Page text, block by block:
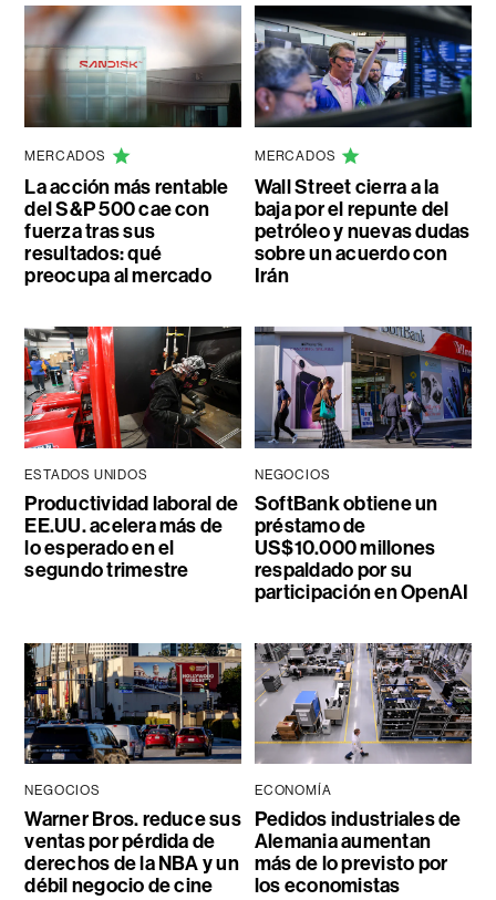
MERCADOS
La acción más rentable
del S&P 500 cae con
fuerza tras sus
resultados: qué
preocupa al mercado
MERCADOS
Wall Street cierra a la
baja por el repunte del
petróleo y nuevas dudas
sobre un acuerdo con
Irán
ESTADOS UNIDOS
Productividad laboral de
EE.UU. acelera más de
lo esperado en el
segundo trimestre
NEGOCIOS
SoftBank obtiene un
préstamo de
US$10.000 millones
respaldado por su
participación en OpenAI
NEGOCIOS
Warner Bros. reduce sus
ventas por pérdida de
derechos de la NBA y un
débil negocio de cine
ECONOMÍA
Pedidos industriales de
Alemania aumentan
más de lo previsto por
los economistas